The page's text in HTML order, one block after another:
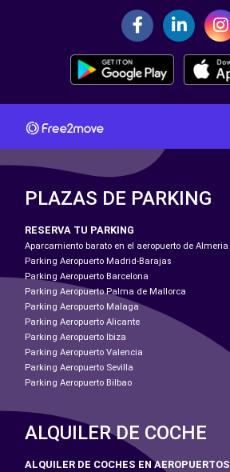
PLAZAS DE PARKING
RESERVA TU PARKING
Aparcamiento barato en el aeropuerto de Almeria
Parking Aeropuerto Madrid-Barajas
Parking Aeropuerto Barcelona
Parking Aeropuerto Palma de Mallorca
Parking Aeropuerto Malaga
Parking Aeropuerto Alicante
Parking Aeropuerto Ibiza
Parking Aeropuerto Valencia
Parking Aeropuerto Sevilla
Parking Aeropuerto Bilbao
ALQUILER DE COCHE
ALQUILER DE COCHES EN AEROPUERTOS